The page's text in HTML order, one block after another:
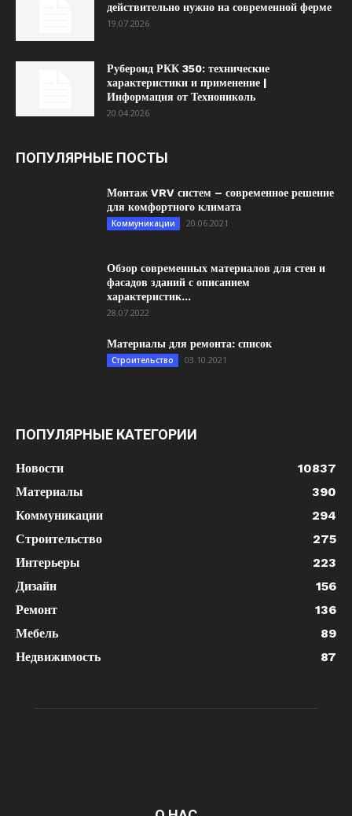
действительно нужно на современной ферме
19.07.2026
Рубероид РКК 350: технические
характеристики и применение |
Информация от Технониколь
20.04.2026
ПОПУЛЯРНЫЕ ПОСТЫ
Монтаж VRV систем – современное решение
для комфортного климата
Коммуникации 20.06.2021
Обзор современных материалов для стен и
фасадов зданий с описанием
характеристик...
28.07.2022
Материалы для ремонта: список
Строительство 03.10.2021
ПОПУЛЯРНЫЕ КАТЕГОРИИ
Новости
10837
Материалы
390
Коммуникации
294
Строительство
275
Интерьеры
223
Дизайн
156
Ремонт
136
Мебель
89
Недвижимость
87